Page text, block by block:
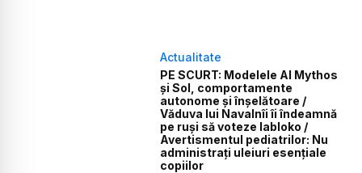
Actualitate
PE SCURT: Modelele AI Mythos
și Sol, comportamente
autonome și înșelătoare /
Văduva lui Navalnîi îi îndeamnă
pe ruși să voteze Iabloko /
Avertismentul pediatrilor: Nu
administrați uleiuri esențiale
copiilor